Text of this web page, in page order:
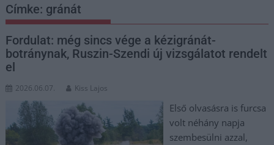
Címke: gránát
Fordulat: még sincs vége a kézigránát-
botránynak, Ruszin-Szendi új vizsgálatot rendelt
el
2026.06.07. Kiss Lajos
Első olvasásra is furcsa
volt néhány napja
szembesülni azzal,